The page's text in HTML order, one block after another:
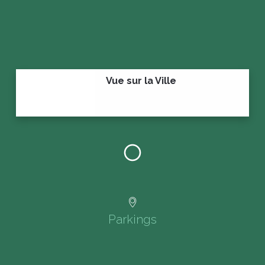
Vue sur la Ville
Parkings